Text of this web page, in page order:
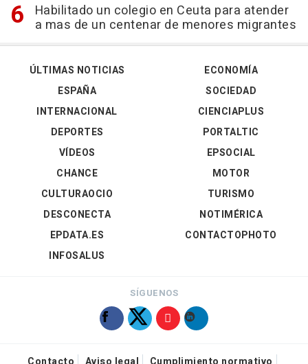
Habilitado un colegio en Ceuta para atender
a mas de un centenar de menores migrantes
ÚLTIMAS NOTICIAS
ESPAÑA
INTERNACIONAL
DEPORTES
VÍDEOS
ECONOMÍA
SOCIEDAD
CIENCIAPLUS
PORTALTIC
EPSOCIAL
CHANCE
CULTURAOCIO
DESCONECTA
EPDATA.ES
INFOSALUS
MOTOR
TURISMO
NOTIMÉRICA
CONTACTOPHOTO
SÍGUENOS